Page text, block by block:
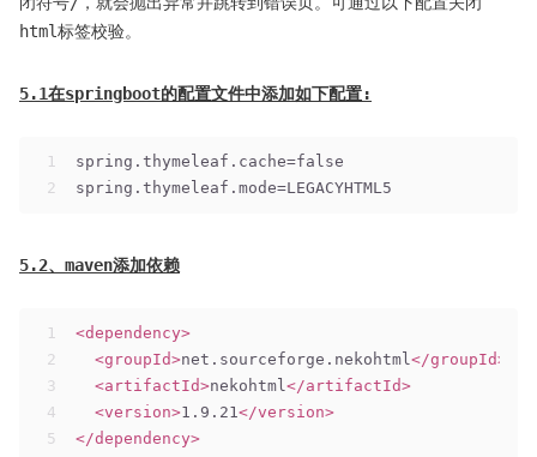
html标签校验。
5.1在springboot的配置文件中添加如下配置:
1
2
spring.thymeleaf.cache=false
spring.thymeleaf.mode=LEGACYHTML5
5.2、maven添加依赖
1
2
3
4
5
<dependency>
<groupId>net.sourceforge.nekohtml </groupId>
<artifactId>nekohtml </artifactId>
<version>1.9.21 </version>
</dependency>